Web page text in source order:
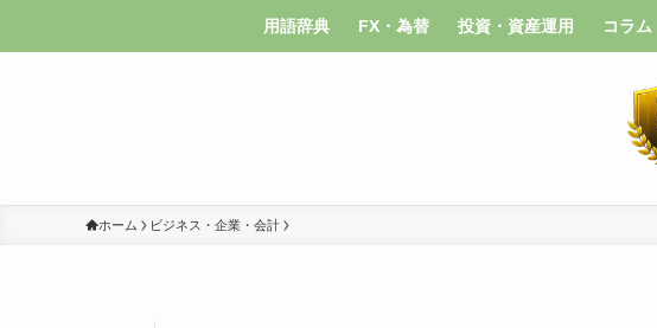
用語辞典 FX・為替 投資・資産運用 コラム
ホーム ビジネス・企業・会計